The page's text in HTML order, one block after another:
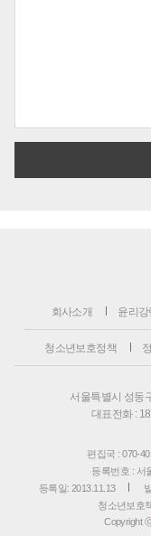
회사소개 윤리강
청소년보호정책
서울특별시 성동
대표전화 :
편집국 : 070-
등록번호 : 서
등록일: 2013.11.13
청소년보호
Copyright